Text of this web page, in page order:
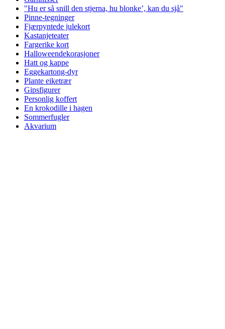
"Hu er så snill den stjerna, hu blonke’, kan du sjå"
Pinne-tegninger
Fjærpyntede julekort
Kastanjeteater
Fargerike kort
Halloweendekorasjoner
Hatt og kappe
Eggekartong-dyr
Plante eiketrær
Gipsfigurer
Personlig koffert
En krokodille i hagen
Sommerfugler
Akvarium